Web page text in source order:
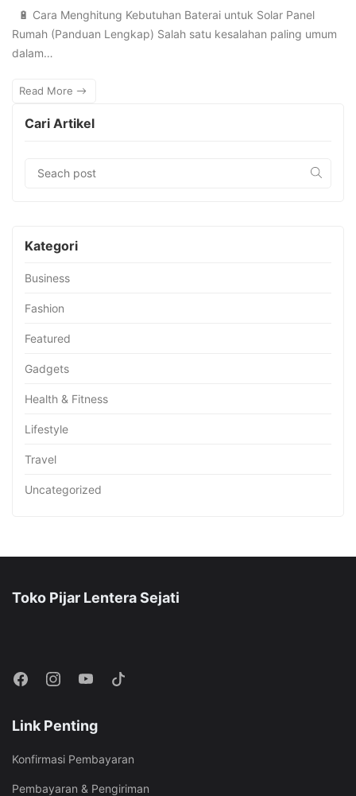
🔋 Cara Menghitung Kebutuhan Baterai untuk Solar Panel
Rumah (Panduan Lengkap) Salah satu kesalahan paling umum
dalam…
Read More
Cari Artikel
Kategori
Business
Fashion
Featured
Gadgets
Health & Fitness
Lifestyle
Travel
Uncategorized
Toko Pijar Lentera Sejati
Link Penting
Konfirmasi Pembayaran
Pembayaran & Pengiriman